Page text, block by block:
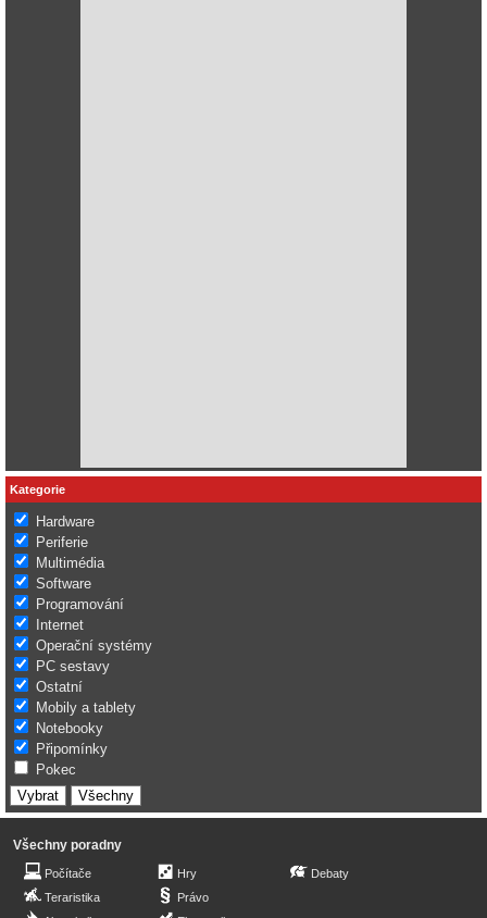
Kategorie
Hardware
Periferie
Multimédia
Software
Programování
Internet
Operační systémy
PC sestavy
Ostatní
Mobily a tablety
Notebooky
Připomínky
Pokec
Všechny poradny
Počítače
Teraristika
Hry
Právo
Debaty